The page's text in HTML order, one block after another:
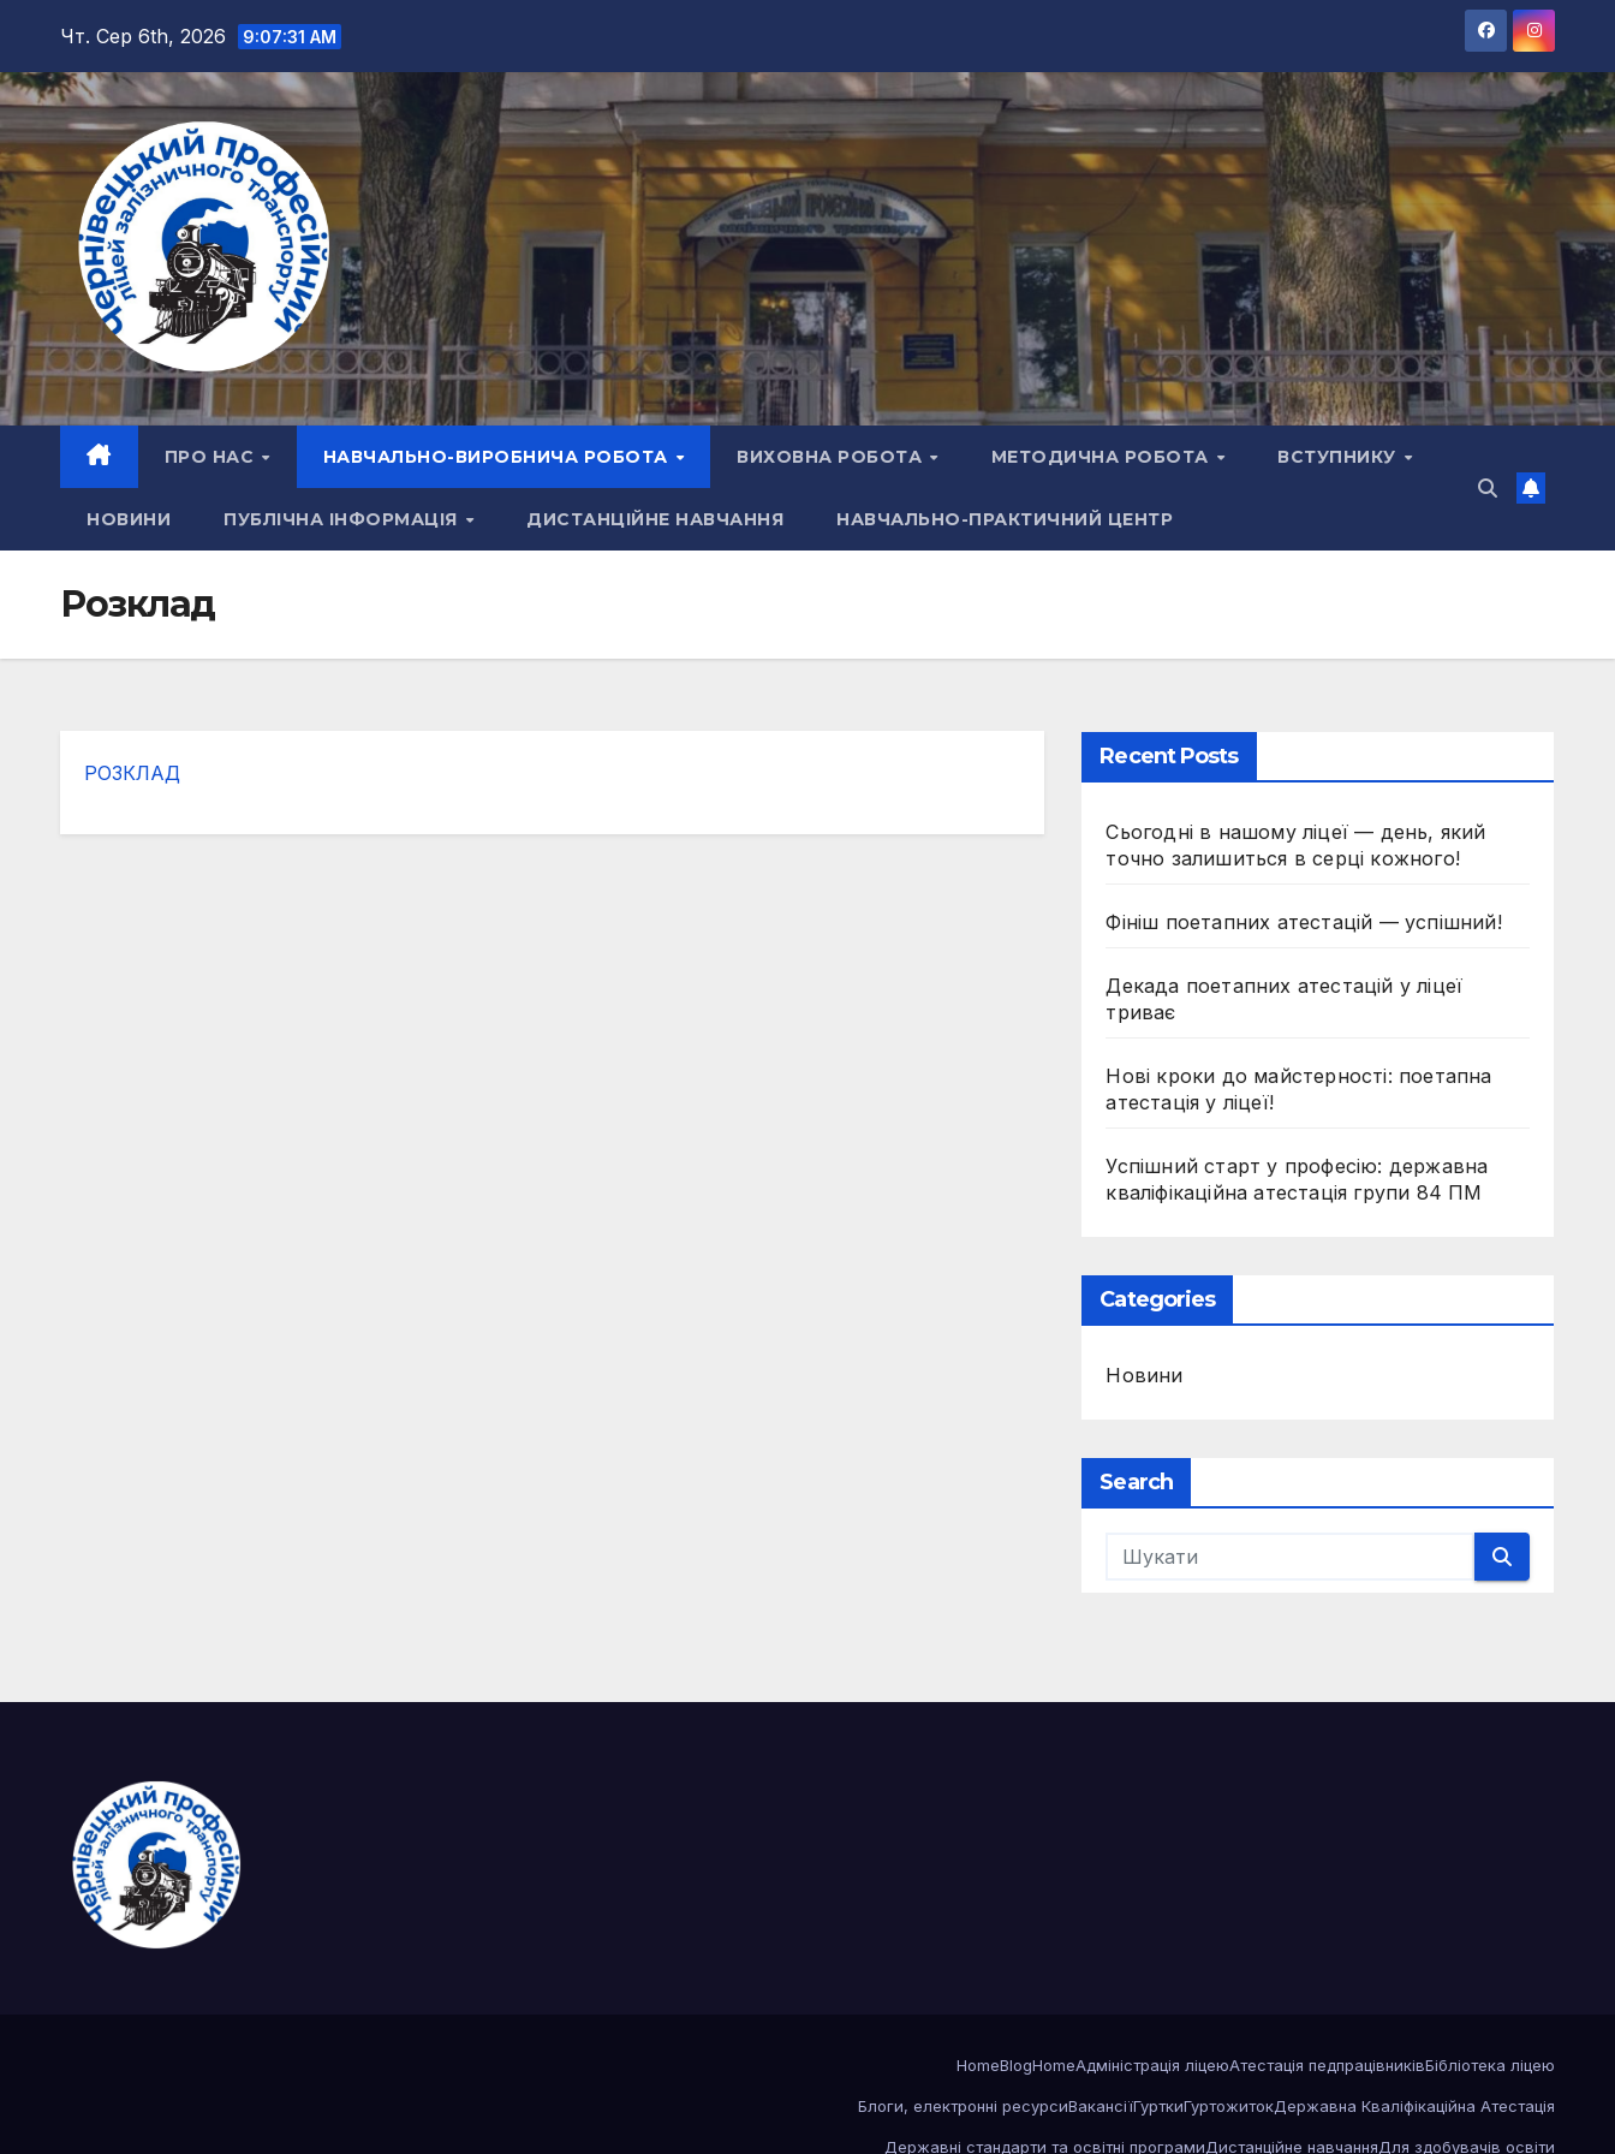
вмісту
Чт. Сер 6th, 2026 9:07:32 AM
ПРО НАС НАВЧАЛЬНО-ВИРОБНИЧА РОБОТА ВИХОВНА РОБОТА МЕТОДИЧНА РОБОТА ВСТУПНИКУ
НОВИНИ ПУБЛІЧНА ІНФОРМАЦІЯ ДИСТАНЦІЙНЕ НАВЧАННЯ НАВЧАЛЬНО-ПРАКТИЧНИЙ ЦЕНТР
Розклад
РОЗКЛАД
Recent Posts
Сьогодні в нашому ліцеї — день, який
точно залишиться в серці кожного!
Фініш поетапних атестацій — успішний!
Декада поетапних атестацій у ліцеї
триває
Нові кроки до майстерності: поетапна
атестація у ліцеї!
Успішний старт у професію: державна
кваліфікаційна атестація групи 84 ПМ
Categories
Новини
Search
HomeBlogHomeАдміністрація ліцеюАтестація педпрацівниківБібліотека ліцею
Блоги, електронні ресурсиВакансіїГурткиГуртожитокДержавна Кваліфікаційна Атестація
Державні стандарти та освітні програмиДистанційне навчанняДля здобувачів освіти